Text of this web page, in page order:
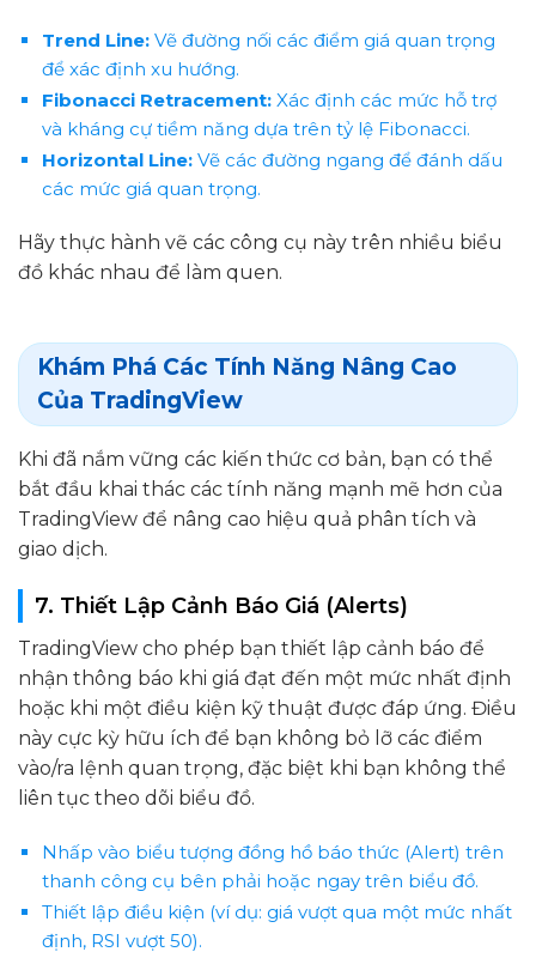
Trend Line:Vẽ đường nối các điểm giá quan trọng
để xác định xu hướng.
Fibonacci Retracement:Xác định các mức hỗ trợ
và kháng cự tiềm năng dựa trên tỷ lệ Fibonacci.
Horizontal Line:Vẽ các đường ngang để đánh dấu
các mức giá quan trọng.
Hãy thực hành vẽ các công cụ này trên nhiều biểu
đồ khác nhau để làm quen.
Khám Phá Các Tính Năng Nâng Cao
Của TradingView
Khi đã nắm vững các kiến thức cơ bản, bạn có thể
bắt đầu khai thác các tính năng mạnh mẽ hơn của
TradingView để nâng cao hiệu quả phân tích và
giao dịch.
7. Thiết Lập Cảnh Báo Giá (Alerts)
TradingView cho phép bạn thiết lập cảnh báo để
nhận thông báo khi giá đạt đến một mức nhất định
hoặc khi một điều kiện kỹ thuật được đáp ứng. Điều
này cực kỳ hữu ích để bạn không bỏ lỡ các điểm
vào/ra lệnh quan trọng, đặc biệt khi bạn không thể
liên tục theo dõi biểu đồ.
Nhấp vào biểu tượng đồng hồ báo thức (Alert) trên
thanh công cụ bên phải hoặc ngay trên biểu đồ.
Thiết lập điều kiện (ví dụ: giá vượt qua một mức nhất
định, RSI vượt 50).